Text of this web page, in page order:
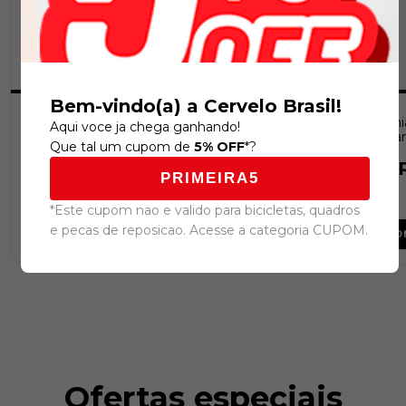
RODAS YOELEO C60|88 SAT DB
PRO NxT SL2 CERAMIC
R$9.499,00
COMPRAR
Cervélo
Ofertas especiais
Bem-vindo(a) a Cervelo Brasil!
Aqui voce ja chega ganhando!
Que tal um cupom de5% OFF*?
PRIMEIRA5
*Este cupom nao e valido para bicicletas, quadros
e pecas de reposicao. Acesse a categoria CUPOM.